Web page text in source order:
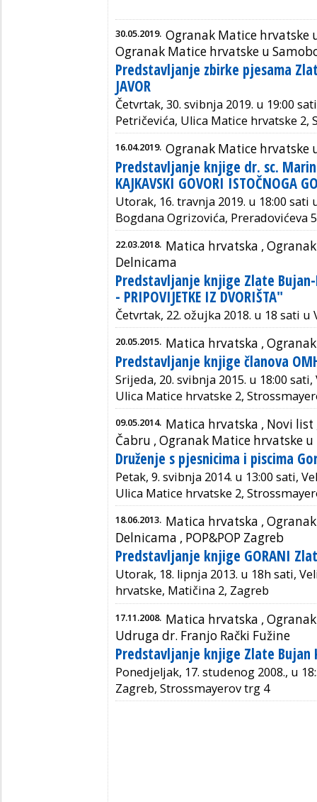
30.05.2019. Ogranak Matice hrvatske
Ogranak Matice hrvatske u
Predstavljanje zbirke pjesama
JAVOR
Četvrtak, 30. svibnja 2019. u 19:00
Petričevića, Ulica Matice hrvatske 2,
16.04.2019. Ogranak Matice hrvatske
Predstavljanje knjige dr. sc.
KAJKAVSKI GOVORI ISTOČNOGA
Utorak, 16. travnja 2019. u 18:00
Bogdana Ogrizovića, Preradovićeva
22.03.2018. Matica hrvatska ,
Delnicama
Predstavljanje knjige Zlate Bujan-
- PRIPOVIJETKE IZ DVORIŠTA"
Četvrtak, 22. ožujka 2018. u 18 sati
20.05.2015. Matica hrvatska ,
Predstavljanje knjige članova
Srijeda, 20. svibnja 2015. u 18:00
Ulica Matice hrvatske 2,
09.05.2014. Matica hrvatska , Novi
Čabru , Ogranak Matice hrvatske
Druženje s pjesnicima i piscima
Petak, 9. svibnja 2014. u 13:00 sati,
Ulica Matice hrvatske 2,
18.06.2013. Matica hrvatska ,
Delnicama , POP&POP Zagreb
Predstavljanje knjige GORANI
Utorak, 18. lipnja 2013. u 18h sati,
hrvatske, Matičina 2, Zagreb
17.11.2008. Matica hrvatska ,
Udruga dr. Franjo Rački Fužine
Predstavljanje knjige Zlate Bujan
Ponedjeljak, 17. studenog 2008., u
Zagreb, Strossmayerov trg 4